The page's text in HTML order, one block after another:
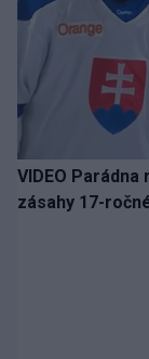
VIDEO
zásahy 17-